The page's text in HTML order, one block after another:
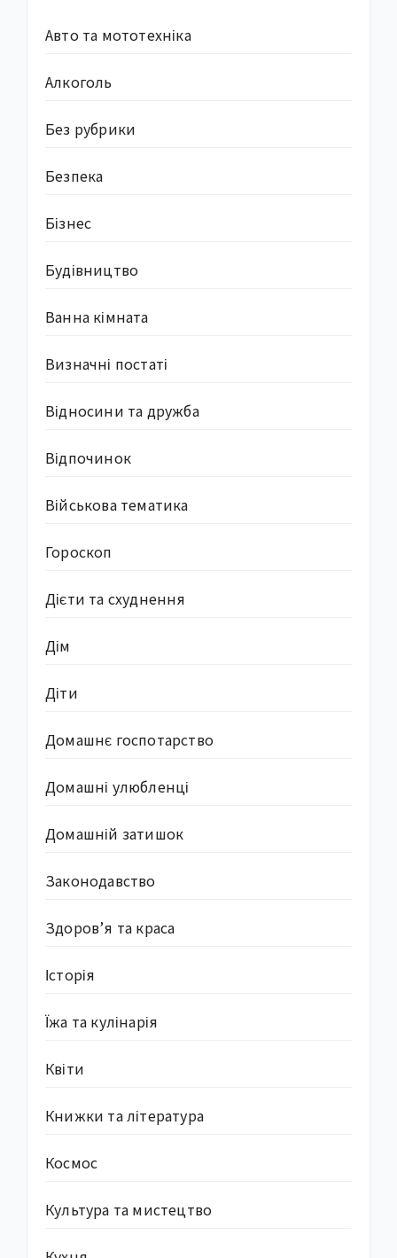
Авто та мототехніка
Алкоголь
Без рубрики
Безпека
Бізнес
Будівництво
Ванна кімната
Визначні постаті
Відносини та дружба
Відпочинок
Військова тематика
Гороскоп
Дієти та схуднення
Дім
Діти
Домашнє госпотарство
Домашні улюбленці
Домашній затишок
Законодавство
Здоров’я та краса
Історія
Їжа та кулінарія
Квіти
Книжки та література
Космос
Культура та мистецтво